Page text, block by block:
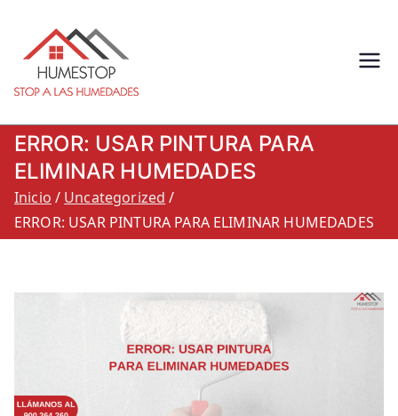
Stop a las
humedades.
900 264 260
capilaridad, filtracion o
condensacion: Humestop
ERROR: USAR PINTURA PARA
ELIMINAR HUMEDADES
Inicio
Uncategorized
ERROR: USAR PINTURA PARA ELIMINAR HUMEDADES